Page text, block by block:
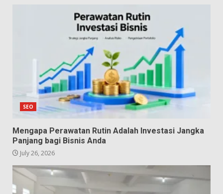
SEO
Mengapa Perawatan Rutin Adalah Investasi Jangka
Panjang bagi Bisnis Anda
July 26, 2026